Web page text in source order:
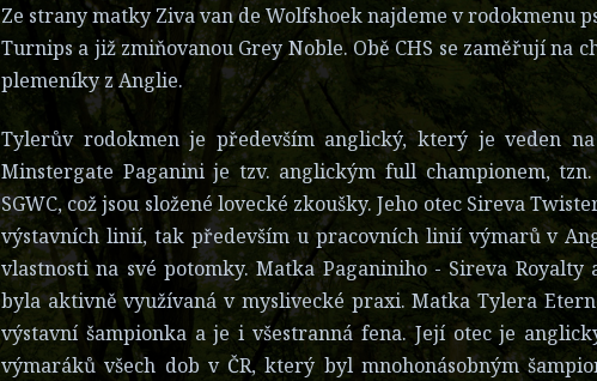
Ze strany matky Ziva van de Wolfshoek najdeme v rodokmenu
Turnips a již zmiňovanou Grey Noble. Obě CHS se zaměřují na
plemeníky z Anglie.
Tylerův rodokmen je především anglický, který je veden
Minstergate Paganini je tzv. anglickým full championem,
SGWC, což jsou složené lovecké zkoušky. Jeho otec Sireva
výstavních linií, tak především u pracovních linií výmarů v
vlastnosti na své potomky. Matka Paganiniho - Sireva
byla aktivně využívaná v myslivecké praxi. Matka Tylera
výstavní šampionka a je i všestranná fena. Její otec je
výmaráků všech dob v ČR, který byl mnohonásobným